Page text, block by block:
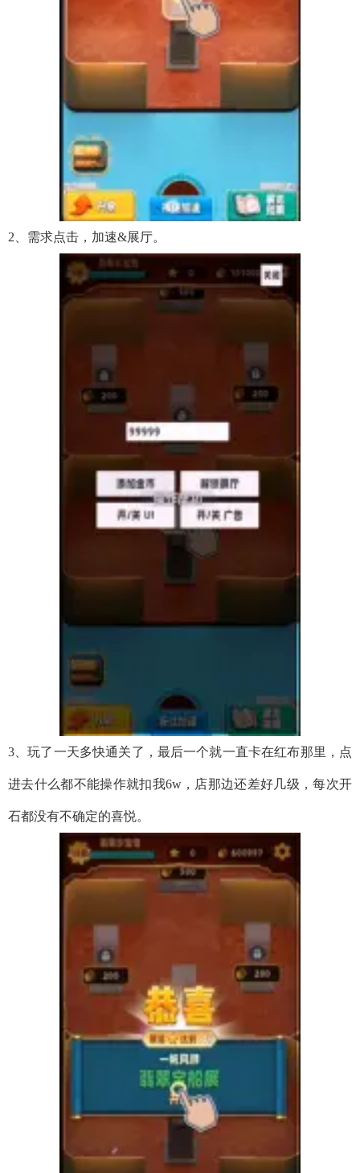
2、需求点击，加速&展厅。
3、玩了一天多快通关了，最后一个就一直卡在红布那里，点
进去什么都不能操作就扣我6w，店那边还差好几级，每次开
石都没有不确定的喜悦。